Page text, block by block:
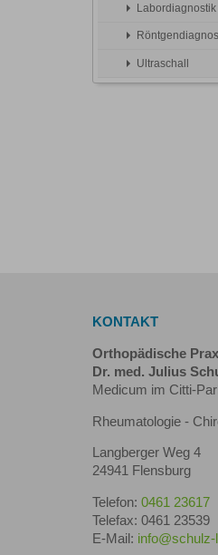
Labordiagnostik
Ultraschall
KONTAKT
Orthopädische
Dr. med. Julius
Medicum im Citti-
Rheumatologie -
Langberger Weg 4
24941 Flensburg
Telefon: 0461 23617
Telefax: 0461 23539
E-Mail: info@schulz-